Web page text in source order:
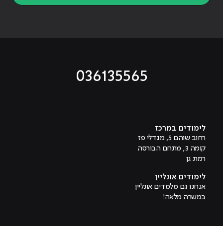
036135565
לימודים במרכז
רחוב שוהם 5, מגדלי פז
קומה 3, מתחם הבורסה
רמת גן
לימודים אונליין
אנחנו גם מלמדים אונליין
במשרה מלאה!